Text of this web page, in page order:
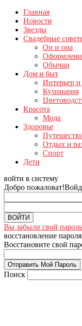
Главная
Новости
Звезды
Свадебные
Он и она
Обычаи
Дом и быт
Интерьер и
Кулинария
Красота
Мода
Здоровье
Отдых и
Спорт
Дети
войти в систему
Добро пожаловат!
Вы забыли свой
восстановление пароля
Восстановите свой
Поиск